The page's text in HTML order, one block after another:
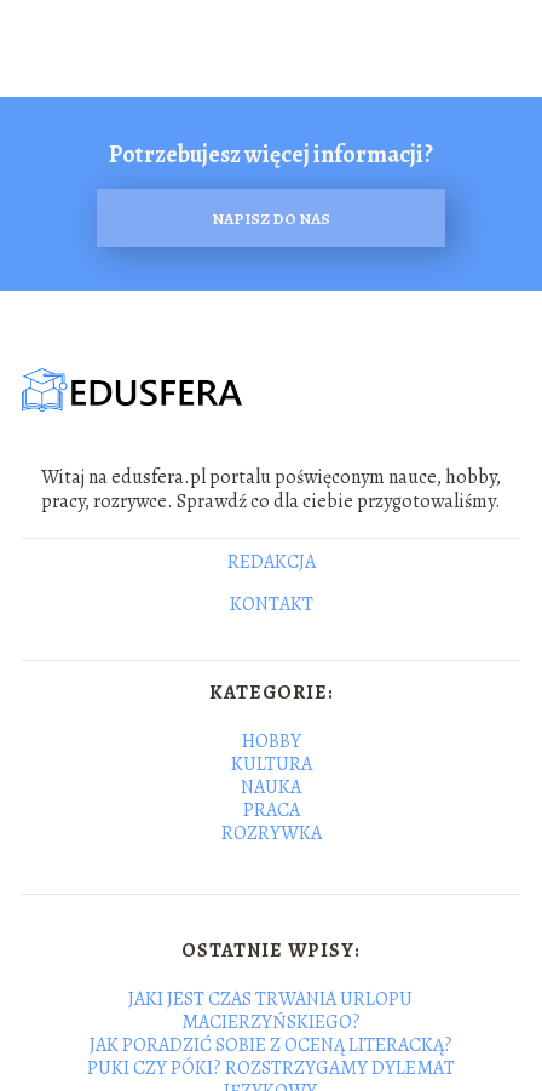
Potrzebujesz więcej informacji?
NAPISZ DO NAS
Witaj na edusfera.pl portalu poświęconym nauce, hobby,
pracy, rozrywce. Sprawdź co dla ciebie przygotowaliśmy.
REDAKCJA
KONTAKT
KATEGORIE:
HOBBY
KULTURA
NAUKA
PRACA
ROZRYWKA
OSTATNIE WPISY:
JAKI JEST CZAS TRWANIA URLOPU
MACIERZYŃSKIEGO?
JAK PORADZIĆ SOBIE Z OCENĄ LITERACKĄ?
PUKI CZY PÓKI? ROZSTRZYGAMY DYLEMAT